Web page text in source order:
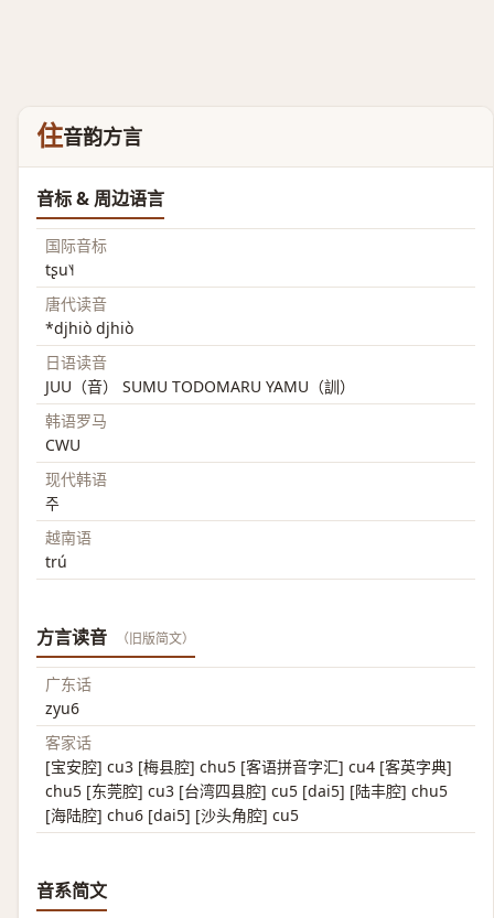
住音韵方言
音标 & 周边语言
国际音标
tʂu˥˧
唐代读音
*djhiò djhiò
日语读音
JUU（音） SUMU TODOMARU YAMU（訓）
韩语罗马
CWU
现代韩语
주
越南语
trú
方言读音 （旧版简文）
广东话
zyu6
客家话
[宝安腔] cu3 [梅县腔] chu5 [客语拼音字汇] cu4 [客英字典]
chu5 [东莞腔] cu3 [台湾四县腔] cu5 [dai5] [陆丰腔] chu5
[海陆腔] chu6 [dai5] [沙头角腔] cu5
音系简文